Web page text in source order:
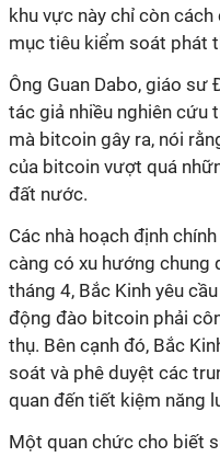
khu vực này chỉ còn
mục tiêu kiểm soát phát
Ông Guan Dabo, giáo sư
tác giả nhiều nghiên cứu
mà bitcoin gây ra, nói
của bitcoin vượt quá
đất nước.
Các nhà hoạch định
càng có xu hướng chung
tháng 4, Bắc Kinh yêu
động đào bitcoin phải
thụ. Bên cạnh đó, Bắc
soát và phê duyệt các
quan đến tiết kiệm năng
Một quan chức cho biết